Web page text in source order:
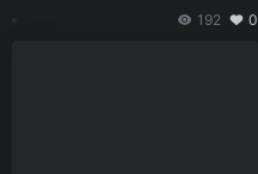
192 0